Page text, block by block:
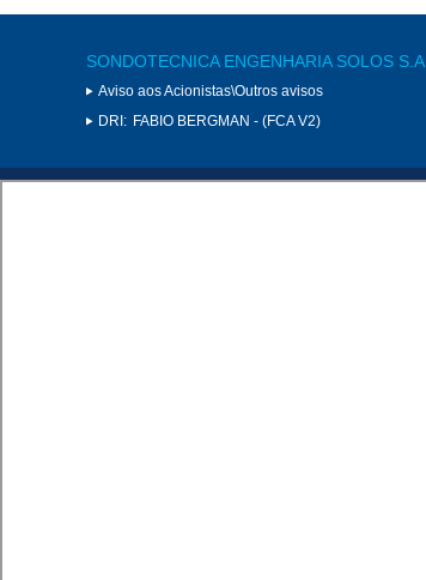
SONDOTECNICA ENGENHARIA SOLOS S.A.
Aviso aos Acionistas\Outros avisos
DRI: FABIO BERGMAN - (FCA V2)